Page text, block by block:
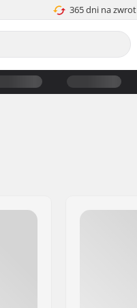
365 dni na zwrot